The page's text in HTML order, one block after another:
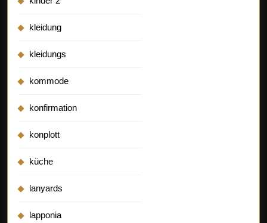
kleidung
kleidungs
kommode
konfirmation
konplott
küche
lanyards
lapponia